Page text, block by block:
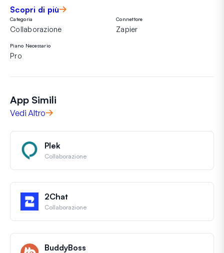
Scopri di più
Categoria
Collaborazione
Connettore
Zapier
Piano Necessario
Pro
App Simili
Vedi Altro
Plek
Collaborazione
2Chat
Collaborazione
BuddyBoss